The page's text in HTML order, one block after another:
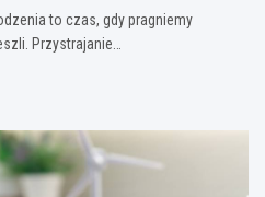
to czas, gdy pragniemy
Przystrajanie…